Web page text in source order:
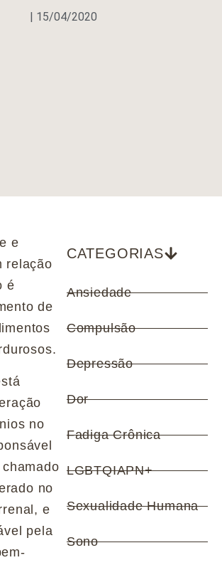
| 15/04/2020
e
relação
é
de
no
no
e
pela
CATEGORIAS
Ansiedade
Compulsão
Depressão
Dor
Fadiga Crônica
LGBTQIAPN+
Sexualidade Humana
Sono